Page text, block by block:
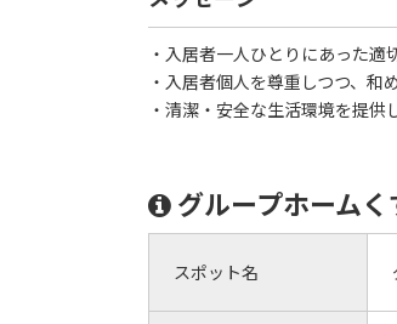
・入居者一人ひとりにあった適
・入居者個人を尊重しつつ、和
・清潔・安全な生活環境を提供
グループホーム
スポット名